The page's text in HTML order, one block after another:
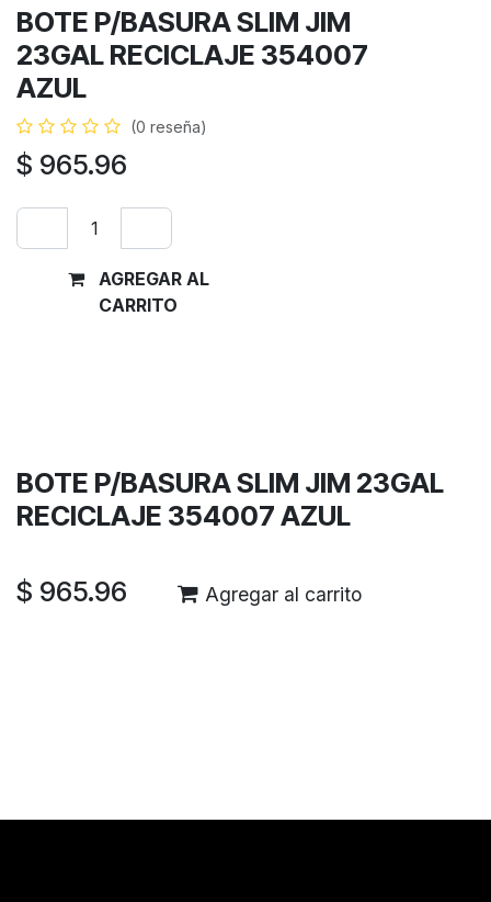
BOTE P/BASURA SLIM JIM
23GAL RECICLAJE 354007
AZUL
(0 reseña)
$ 965.96
AGREGAR AL
CARRITO
BOTE P/BASURA SLIM JIM 23GAL
RECICLAJE 354007 AZUL
$ 965.96 Agregar al carrito